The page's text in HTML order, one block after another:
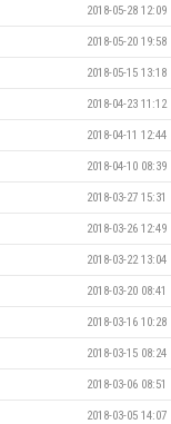
2018-05-28 12:09
2018-05-20 19:58
2018-05-15 13:18
2018-04-23 11:12
2018-04-11 12:44
2018-04-10 08:39
2018-03-27 15:31
2018-03-26 12:49
2018-03-22 13:04
2018-03-20 08:41
2018-03-16 10:28
2018-03-15 08:24
2018-03-06 08:51
2018-03-05 14:07